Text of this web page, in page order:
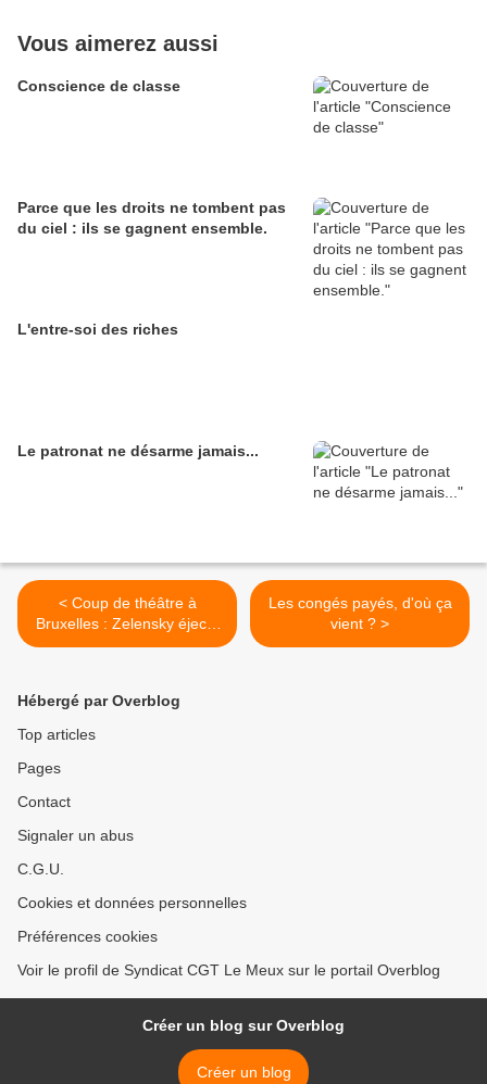
Vous aimerez aussi
Conscience de classe
Parce que les droits ne tombent pas
du ciel : ils se gagnent ensemble.
L'entre-soi des riches
Le patronat ne désarme jamais...
< Coup de théâtre à
Bruxelles : Zelensky éjecté
du sommet UE-CELAC
Les congés payés, d'où ça
vient ? >
Hébergé par Overblog
Top articles
Pages
Contact
Signaler un abus
C.G.U.
Cookies et données personnelles
Préférences cookies
Voir le profil de Syndicat CGT Le Meux sur le portail Overblog
Créer un blog sur Overblog
Créer un blog